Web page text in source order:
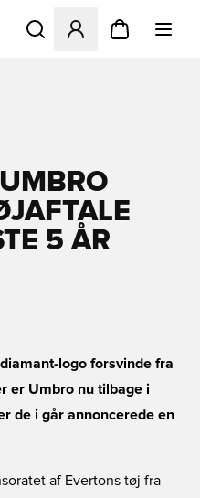
Åbner en Modal til at
5 ÅR
logo forsvinde fra
er Umbro nu tilbage i
de i går annoncerede en
af Evertons tøj fra